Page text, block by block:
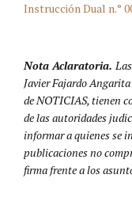
Instrucción Dual n.°
Nota Aclaratoria.
Javier Fajardo Angarita
de NOTICIAS, tienen
de las autoridades
informar a quienes se
publicaciones no
firma frente a los